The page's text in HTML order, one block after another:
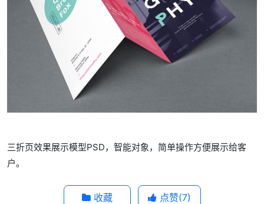
三折页效果展示模型PSD，智能对象，简单操作方便展示给客
户。
收藏 点赞(7)